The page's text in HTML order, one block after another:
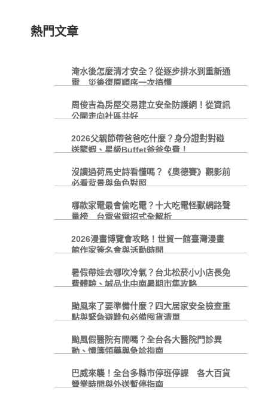
熱門文章
淹水後怎麼清才安全？從逐步排水到重新通
電 災後復原順序一次搞懂
周俊吉為房屋交易建立安全防護網！從資訊
公開走向社區共好
2026父親節帶爸爸吃什麼？身分證對對碰
送龍蝦、星級Buffet爸爸免費！
沒讀過荷馬史詩看懂嗎？《奧德賽》觀影前
必看背景與角色對照
哪款家電最會偷吃電？十大吃電怪獸網路聲
量榜 台電省電招式全解析
2026漫畫博覽會攻略！世貿一館臺灣漫畫
館作家簽名會與活動時間
暑假帶娃去哪吹冷氣？台北松菸小小店長免
費體驗、誠品北中南暑期市集攻略
颱風來了要準備什麼？四大居家安全檢查重
點與緊急避難包必備囤貨清單
颱風假醫院有開嗎？全台各大醫院門診異
動、慢箋領藥與急診指南
巴威來襲！全台多縣市停班停課 各大百貨
營業時間與外送暫停指南